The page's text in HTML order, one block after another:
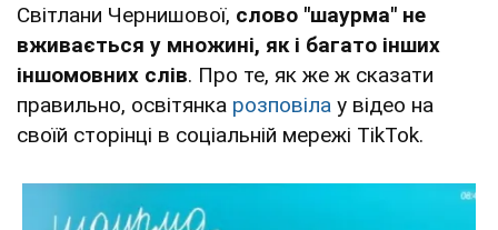
Світлани Чернишової, слово "шаурма" не
вживається у множині, як і багато інших
іншомовних слів. Про те, як же ж сказати
правильно, освітянка розповіла у відео на
своїй сторінці в соціальній мережі TikTok.